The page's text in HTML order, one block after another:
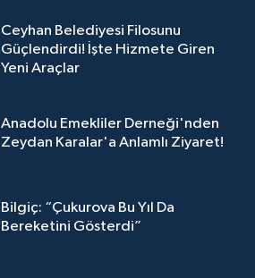
Ceyhan Belediyesi Filosunu
Güçlendirdi! İşte Hizmete Giren
Yeni Araçlar
Anadolu Emekliler Derneği'nden
Zeydan Karalar'a Anlamlı Ziyaret!
Bilgiç: “Çukurova Bu Yıl Da
Bereketini Gösterdi”